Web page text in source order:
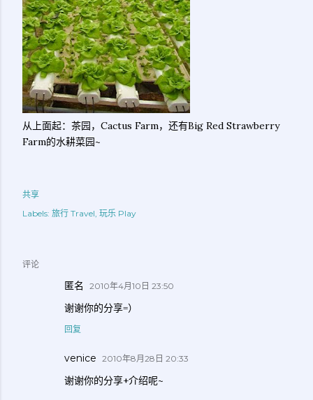
从上面起：茶园，Cactus Farm，还有Big Red Strawberry
Farm的水耕菜园~
共享
Labels: 旅行 Travel 玩乐 Play
评论
匿名 2010年4月10日 23:50
谢谢你的分享=）
回复
venice 2010年8月28日 20:33
谢谢你的分享+介绍呢~